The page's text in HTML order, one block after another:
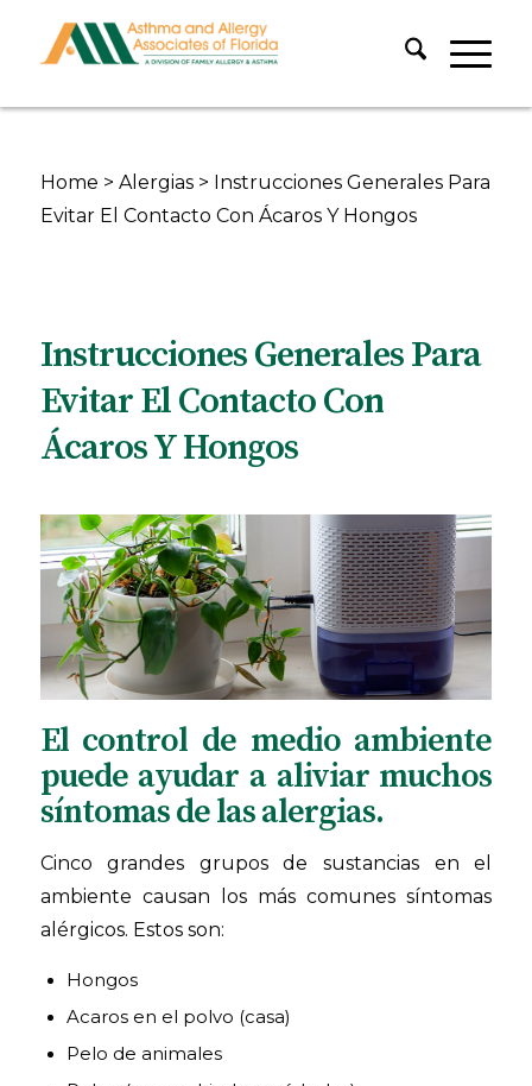
Home > Alergias> Instrucciones Generales Para
Evitar El Contacto Con Ácaros Y Hongos
Instrucciones Generales Para
Evitar El Contacto Con
Ácaros Y Hongos
El control de medio ambiente
puede ayudar a aliviar muchos
síntomas de las alergias.
Cinco grandes grupos de sustancias en el
ambiente causan los más comunes síntomas
alérgicos. Estos son:
Hongos
Acaros en el polvo (casa)
Pelo de animales